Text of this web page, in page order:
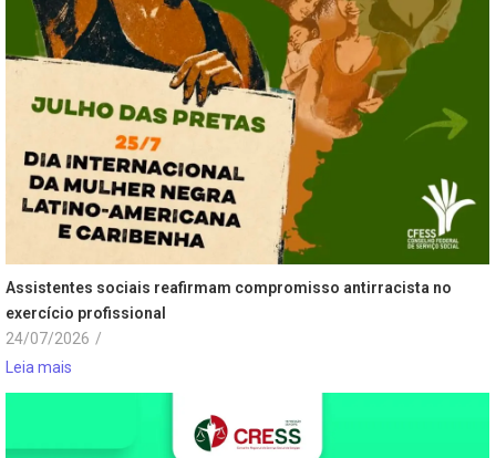
Assistentes sociais reafirmam compromisso antirracista no
exercício profissional
24/07/2026 /
Leia mais